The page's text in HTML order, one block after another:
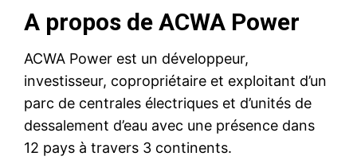
A propos de ACWA Power
ACWA Power est un développeur,
investisseur, copropriétaire et exploitant d’un
parc de centrales électriques et d’unités de
dessalement d’eau avec une présence dans
12 pays à travers 3 continents.